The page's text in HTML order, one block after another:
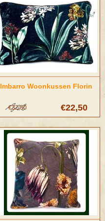
Imbarro Woonkussen Florin
€22,50
€32,50